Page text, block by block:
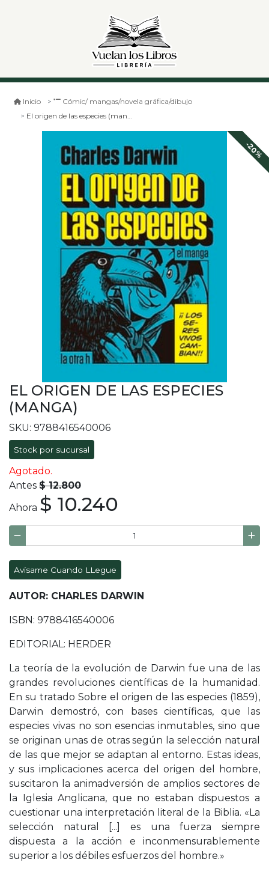
Inicio
Cómic/ mangas/novela gráfica/dibujo
El origen de las especies (manga)
-20%
EL ORIGEN DE LAS ESPECIES
(MANGA)
SKU: 9788416540006
Stock por sucursal
Agotado.
Antes $ 12.800
Ahora $ 10.240
Avísame Cuando LLegue
AUTOR: CHARLES DARWIN
ISBN: 9788416540006
EDITORIAL: HERDER
La teoría de la evolución de Darwin fue una de las
grandes revoluciones científicas de la humanidad.
En su tratado Sobre el origen de las especies (1859),
Darwin demostró, con bases científicas, que las
especies vivas no son esencias inmutables, sino que
se originan unas de otras según la selección natural
de las que mejor se adaptan al entorno. Estas ideas,
y sus implicaciones acerca del origen del hombre,
suscitaron la animadversión de amplios sectores de
la Iglesia Anglicana, que no estaban dispuestos a
cuestionar una interpretación literal de la Biblia. «La
selección natural [...] es una fuerza siempre
dispuesta a la acción e inconmensurablemente
superior a los débiles esfuerzos del hombre.»